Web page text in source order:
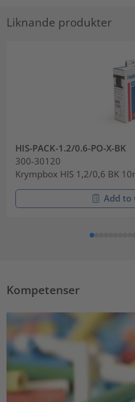
Liknande produkter
HIS-PACK-1.2/0.6-PO-X-BK
300-30120
Krympbox HIS 1,2/0,6 BK
Add to
Kompetenser